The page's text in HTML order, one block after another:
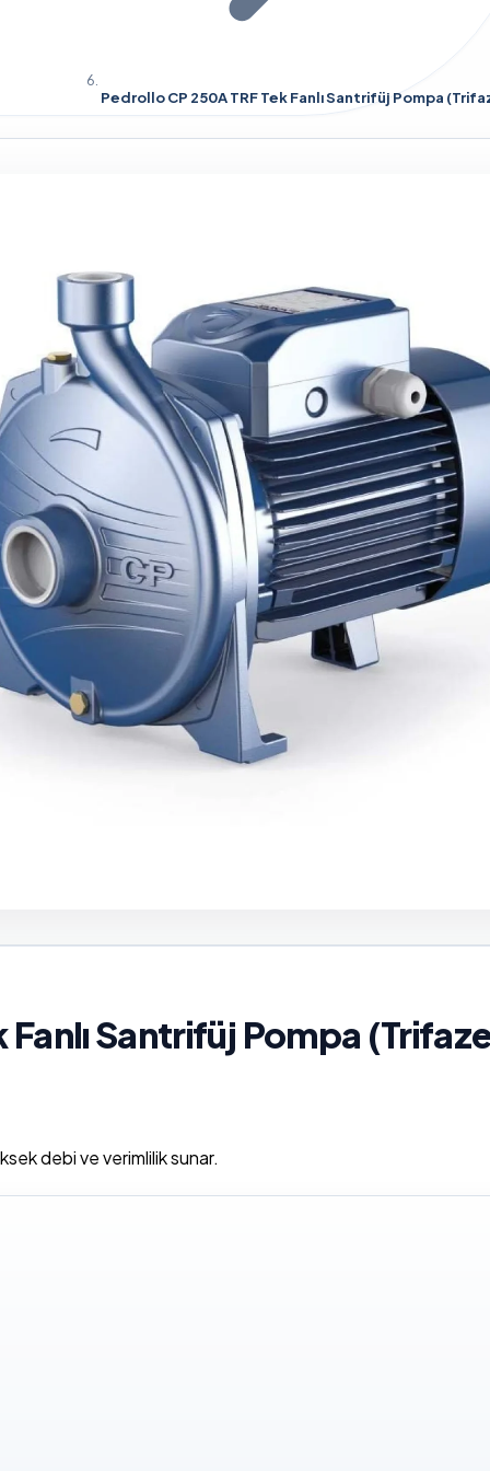
Pedrollo CP 250A TRF Tek Fanlı Santrifüj Pompa
Santrifüj Pompa
debi ve verimlilik sunar.